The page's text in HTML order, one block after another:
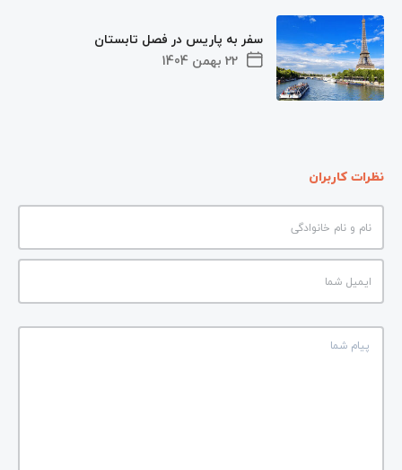
22 بهمن 1404
سفر به پاریس در فصل تابستان
نظرات کاربران